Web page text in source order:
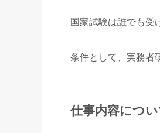
国家試験は誰でも受
条件として、実務者
仕事内容につい